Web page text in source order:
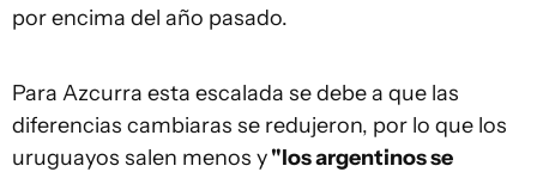
por encima del año pasado.
Para Azcurra esta escalada se debe a que las
diferencias cambiaras se redujeron, por lo que los
uruguayos salen menos y"los argentinos se